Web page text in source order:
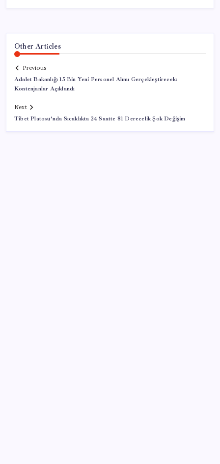
Other Articles
Previous
Adalet Bakanlığı 15 Bin Yeni Personel Alımı Gerçekleştirecek:
Kontenjanlar Açıklandı
Next
Tibet Platosu’nda Sıcaklıkta 24 Saatte 81 Derecelik Şok Değişim